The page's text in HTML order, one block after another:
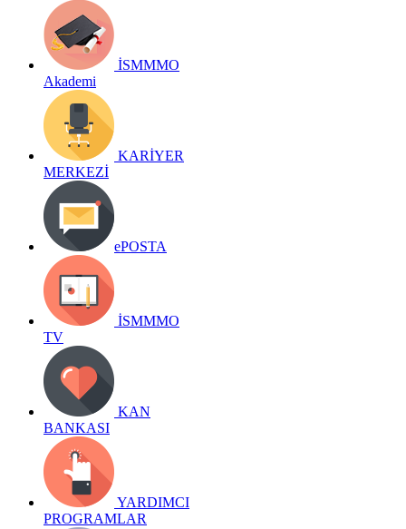
İSMMMO
Akademi
KARİYER
MERKEZİ
ePOSTA
İSMMMO
TV
KAN
BANKASI
YARDIMCI
PROGRAMLAR